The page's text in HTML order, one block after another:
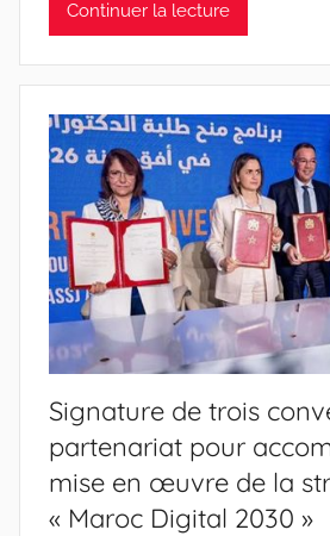
Continuer la lecture
Signature de trois
partenariat pour
mise en œuvre de la
« Maroc Digital 2030 »